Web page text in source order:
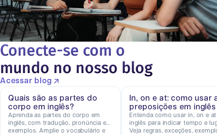
Conecte-se com o
mundo no nosso blog
Acessar blog
Quais são as partes do
corpo em inglês?
Aprenda as partes do corpo em
inglês, com tradução, pronúncia e
exemplos. Amplie o vocabulário e
In, on e at: como usar
preposições em inglês
Entenda como usar in, on e
inglês para indicar tempo e
Veja regras, exceções,